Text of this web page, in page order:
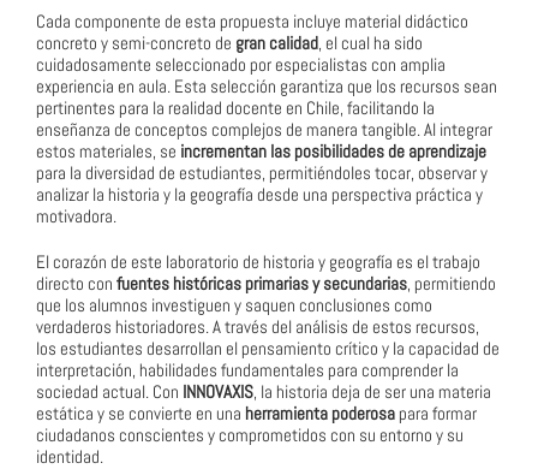
Cada componente de esta propuesta incluye material didáctico
concreto y semi-concreto de gran calidad, el cual ha sido
cuidadosamente seleccionado por especialistas con amplia
experiencia en aula. Esta selección garantiza que los recursos sean
pertinentes para la realidad docente en Chile, facilitando la
enseñanza de conceptos complejos de manera tangible. Al integrar
estos materiales, se incrementan las posibilidades de aprendizaje
para la diversidad de estudiantes, permitiéndoles tocar, observar y
analizar la historia y la geografía desde una perspectiva práctica y
motivadora.
El corazón de este laboratorio de historia y geografía es el trabajo
directo con fuentes históricas primarias y secundarias, permitiendo
que los alumnos investiguen y saquen conclusiones como
verdaderos historiadores. A través del análisis de estos recursos,
los estudiantes desarrollan el pensamiento crítico y la capacidad de
interpretación, habilidades fundamentales para comprender la
sociedad actual. Con INNOVAXIS, la historia deja de ser una materia
estática y se convierte en una herramienta poderosa para formar
ciudadanos conscientes y comprometidos con su entorno y su
identidad.